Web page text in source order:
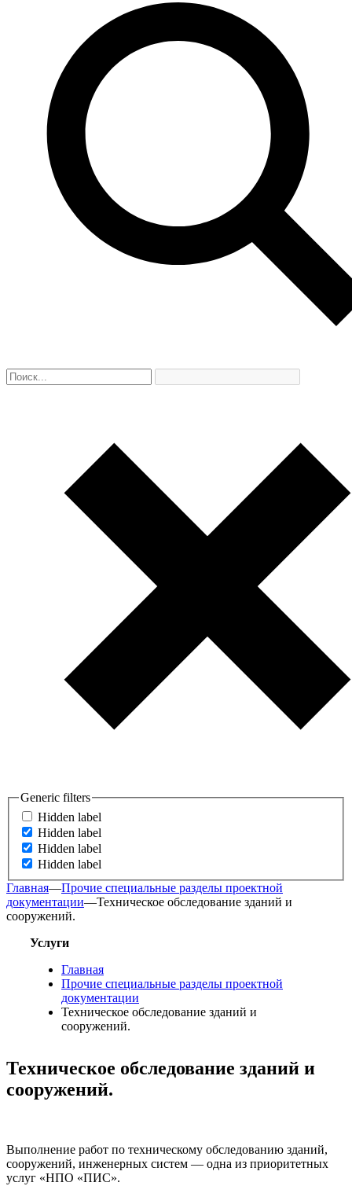
Generic filters
Hidden label
Hidden label
Hidden label
Hidden label
Главная—Прочие специальные разделы проектной
документации—Техническое обследование зданий и
сооружений.
Услуги
Главная
Прочие специальные разделы проектной
документации
Техническое обследование зданий и
сооружений.
Техническое обследование зданий и
сооружений.
Выполнение работ по техническому обследованию зданий,
сооружений, инженерных систем — одна из приоритетных
услуг «НПО «ПИС».